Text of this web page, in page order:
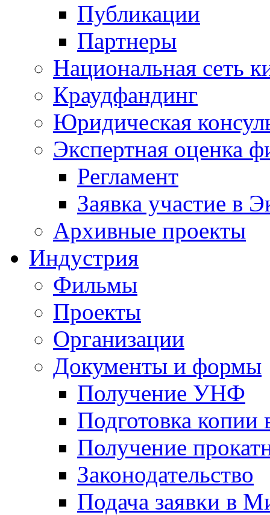
Публикации
Партнеры
Национальная сеть
Краудфандинг
Юридическая
Экспертная оценка
Регламент
Заявка участие в
Архивные проекты
Индустрия
Фильмы
Проекты
Организации
Документы и формы
Получение УНФ
Подготовка копии
Получение
Законодательство
Подача заявки в